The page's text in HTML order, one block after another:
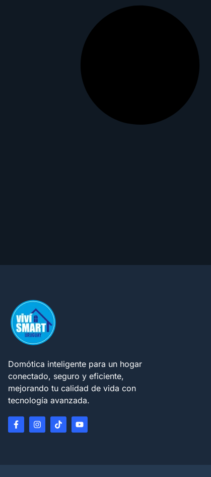
Domótica inteligente para un hogar
conectado, seguro y eficiente,
mejorando tu calidad de vida con
tecnología avanzada.